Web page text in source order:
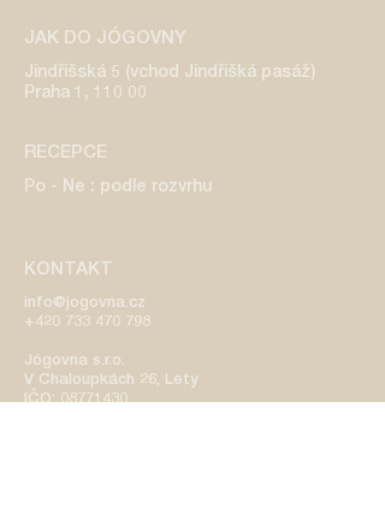
JAK DO JÓGOVNY
Jindřišská 5 (vchod Jindřišká pasáž)
Praha 1, 110 00
RECEPCE
Po - Ne : podle rozvrhu
KONTAKT
info@jogovna.cz
+420 733 470 798
​Jógovna s.r.o.
V Chaloupkách 26, Lety
IČO:08771430